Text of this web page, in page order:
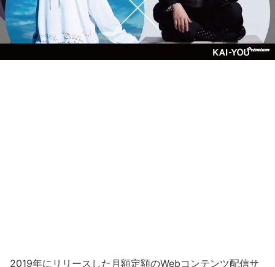
2019年にリリースした月額定額のWebコンテンツ配信サ